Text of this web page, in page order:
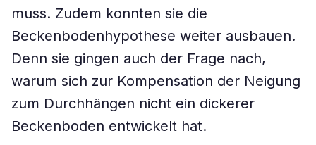
muss. Zudem konnten sie die
Beckenbodenhypothese weiter ausbauen.
Denn sie gingen auch der Frage nach,
warum sich zur Kompensation der Neigung
zum Durchhängen nicht ein dickerer
Beckenboden entwickelt hat.